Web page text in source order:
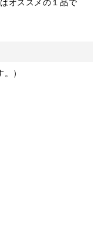
オススメの１品で
）